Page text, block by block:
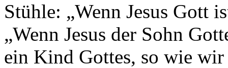
Stühle: „Wenn Jesus Gott
„Wenn Jesus der Sohn
ein Kind Gottes, so wie